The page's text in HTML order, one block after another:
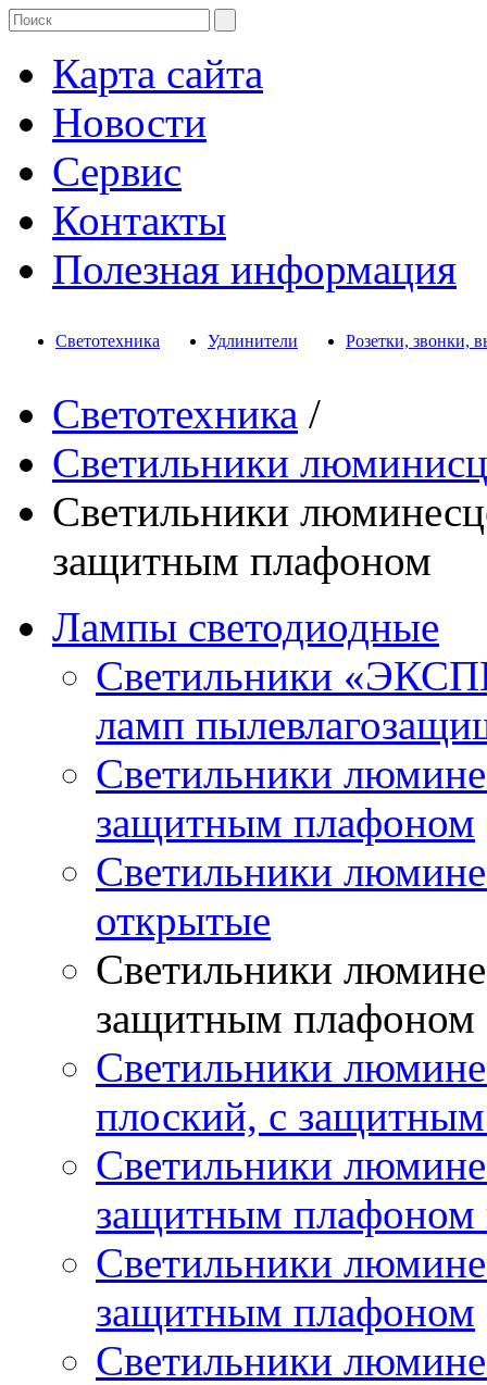
Карта сайта
Новости
Сервис
Контакты
Полезная информация
Светотехника Удлинители Розетки, звонки,
Светотехника /
Светильники
Светильники
защитным плафоном
Лампы светодиодные
Светильники
ламп
Светильники
защитным плафоном
Светильники
открытые
Светильники
защитным плафоном
Светильники
плоский, с
Светильники
защитным плафоном
Светильники
защитным плафоном
Светильники